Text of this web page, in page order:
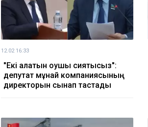
12.02 16:33
"Екі алатын оқушы сияқтысыз":
депутат мұнай компаниясының
директорын сынап тастады